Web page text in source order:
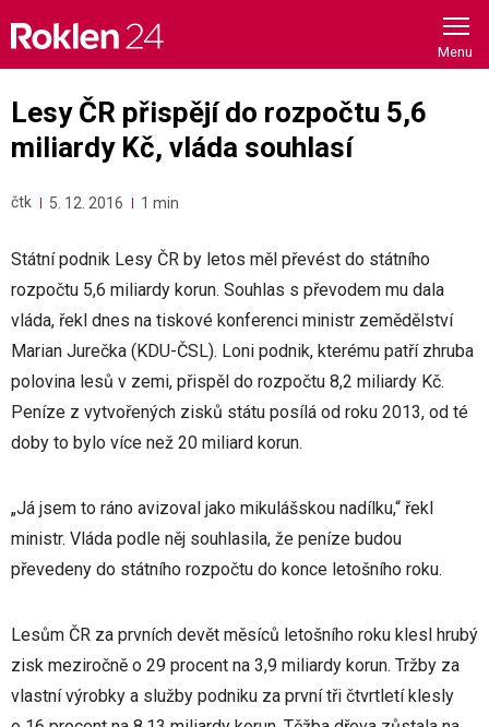
content
Lesy ČR přispějí do rozpočtu 5,6
miliardy Kč, vláda souhlasí
čtk 5. 12. 2016 1 min
Státní podnik Lesy ČR by letos měl převést do státního
rozpočtu 5,6 miliardy korun. Souhlas s převodem mu dala
vláda, řekl dnes na tiskové konferenci ministr zemědělství
Marian Jurečka (KDU-ČSL). Loni podnik, kterému patří zhruba
polovina lesů v zemi, přispěl do rozpočtu 8,2 miliardy Kč.
Peníze z vytvořených zisků státu posílá od roku 2013, od té
doby to bylo více než 20 miliard korun.
„Já jsem to ráno avizoval jako mikulášskou nadílku,“ řekl
ministr. Vláda podle něj souhlasila, že peníze budou
převedeny do státního rozpočtu do konce letošního roku.
Lesům ČR za prvních devět měsíců letošního roku klesl hrubý
zisk meziročně o 29 procent na 3,9 miliardy korun. Tržby za
vlastní výrobky a služby podniku za první tři čtvrtletí klesly